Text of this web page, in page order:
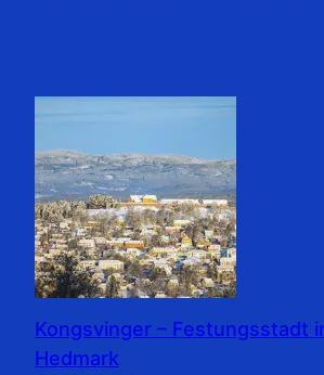
Kongsvinger – Festungsstadt
Hedmark